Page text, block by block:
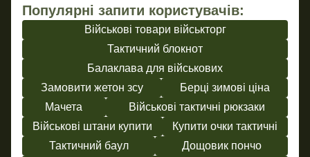
Популярні запити користувачів:
Військові товари військторг
Тактичний блокнот
Балаклава для військових
Замовити жетон зсу
Берці зимові ціна
Мачета
Військові тактичні рюкзаки
Військові штани купити
Купити очки тактичні
Тактичний баул
Дощовик пончо